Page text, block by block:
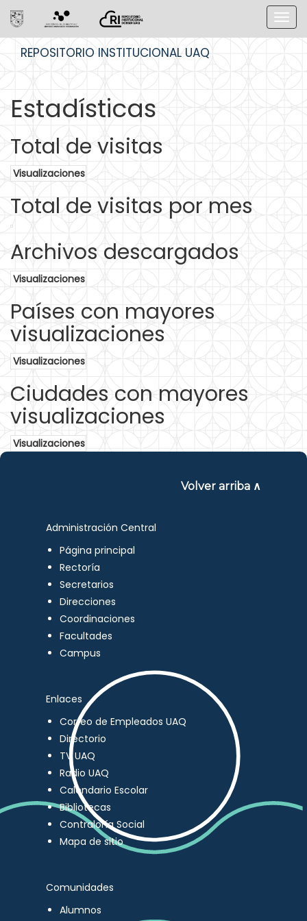
REPOSITORIO INSTITUCIONAL UAQ
Estadísticas
Total de visitas
Visualizaciones
Total de visitas por mes
Archivos descargados
Visualizaciones
Países con mayores
visualizaciones
Visualizaciones
Ciudades con mayores
visualizaciones
Visualizaciones
Volver arriba ∧
Administración Central
Página principal
Rectoría
Secretarios
Direcciones
Coordinaciones
Facultades
Campus
Enlaces
Correo de Empleados UAQ
Directorio
TV UAQ
Radio UAQ
Calendario Escolar
Bibliotecas
Contraloría Social
Mapa de sitio
Comunidades
Alumnos